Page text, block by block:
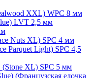
XXL) WPC 8 мм
LVT 2,5 мм
Nuts XL) SPC 4 мм
Parquet Light) SPC 4,5
XL) SPC 5 мм
(Французская елочка